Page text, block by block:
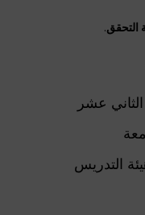
التحقق.
عشر
التدريس